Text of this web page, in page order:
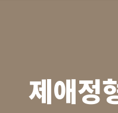
제애정